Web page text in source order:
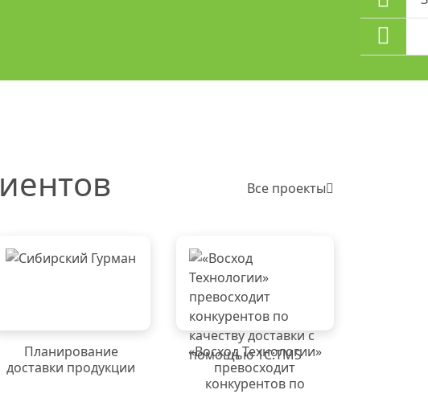
Все проекты
Планирование
доставки продукции
«Восход Технологии»
превосходит
конкурентов по